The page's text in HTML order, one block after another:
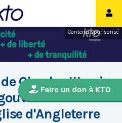
Contenu sponsorisé
Faire un don à KTO
Charles III, roi
d'Angleterre